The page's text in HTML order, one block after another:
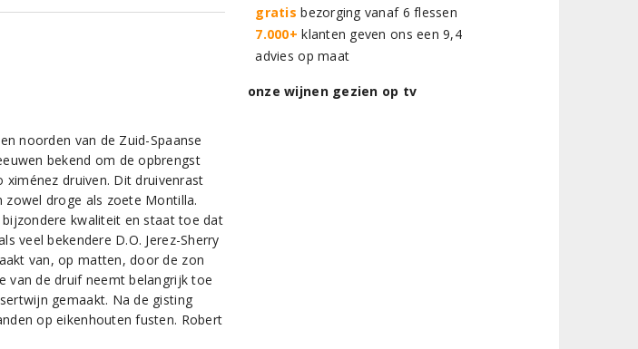
noorden van de Zuid-Spaanse
bekend om de opbrengst
druiven. Dit druivenrast
droge als zoete Montilla.
kwaliteit en staat toe dat
veel bekendere D.O. Jerez-Sherry
van, op matten, door de zon
van de druif neemt belangrijk toe
gemaakt. Na de gisting
op eikenhouten fusten. Robert
gratis bezorging vanaf 6 flessen
7.000+ klanten geven ons een 9,4
advies op maat
onze wijnen gezien op tv